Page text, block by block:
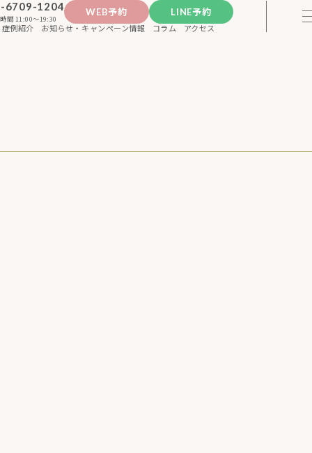
6709-1204
間 11:00〜19:30
WEB予約
LINE予約
症例紹介
お知らせ・キャンペーン情報 コラム アクセス